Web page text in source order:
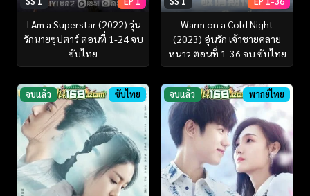
I Am a Superstar (2022) วุ่น
รักนายซุปตาร์ ตอนที่ 1-24 จบ
ซับไทย
Warm on a Cold Night
(2023) อุ่นรัก เจ้าชายคลาย
หนาว ตอนที่ 1-36 จบ ซับไทย
จบแล้ว ซับไทย จบแล้ว พากย์ไทย